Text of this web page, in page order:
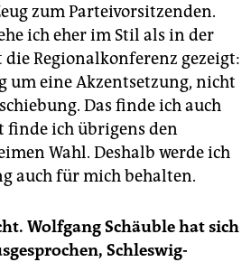
zum Parteivorsitzenden.
ich eher im Stil als in der
die Regionalkonferenz gezeigt:
um eine Akzentsetzung, nicht
Das finde ich auch
finde ich übrigens den
Wahl. Deshalb werde ich
auch für mich behalten.
Wolfgang Schäuble hat sich
Schleswig-